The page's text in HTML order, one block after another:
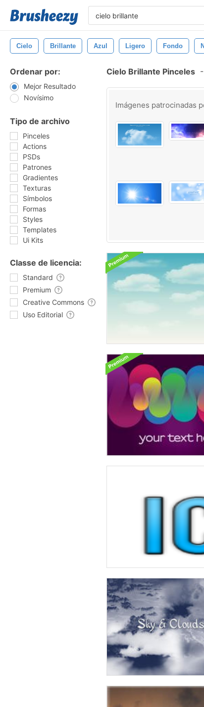
Cielo Brillante Azul Ligero Fondo
Ordenar por:
Mejor Resultado
Novísimo
Tipo de archivo
Pinceles
Actions
PSDs
Patrones
Gradientes
Texturas
Símbolos
Formas
Styles
Templates
Ui Kits
Classe de licencia:
Standard
Premium
Creative Commons
Uso Editorial
Cielo Brillante Pinceles -
Imágenes patrocinadas